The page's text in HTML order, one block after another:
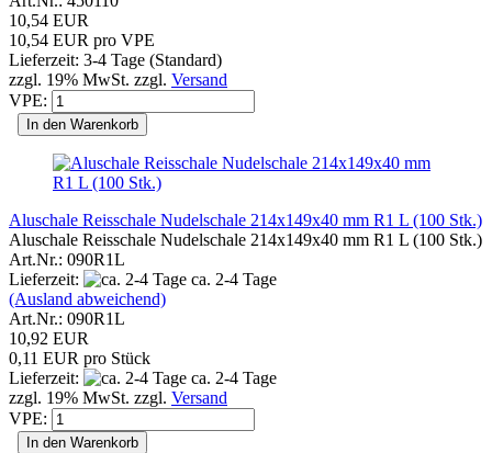
10,54 EUR
10,54 EUR pro VPE
Lieferzeit: 3-4 Tage (Standard)
zzgl. 19% MwSt. zzgl. Versand
VPE:
In den Warenkorb
Aluschale Reisschale Nudelschale 214x149x40 mm R1 L (100 Stk.)
Aluschale Reisschale Nudelschale 214x149x40 mm R1 L (100 Stk.)
Art.Nr.: 090R1L
Lieferzeit:
ca. 2-4 Tage
(Ausland abweichend)
Art.Nr.: 090R1L
10,92 EUR
0,11 EUR pro Stück
Lieferzeit:
ca. 2-4 Tage
zzgl. 19% MwSt. zzgl. Versand
VPE:
In den Warenkorb